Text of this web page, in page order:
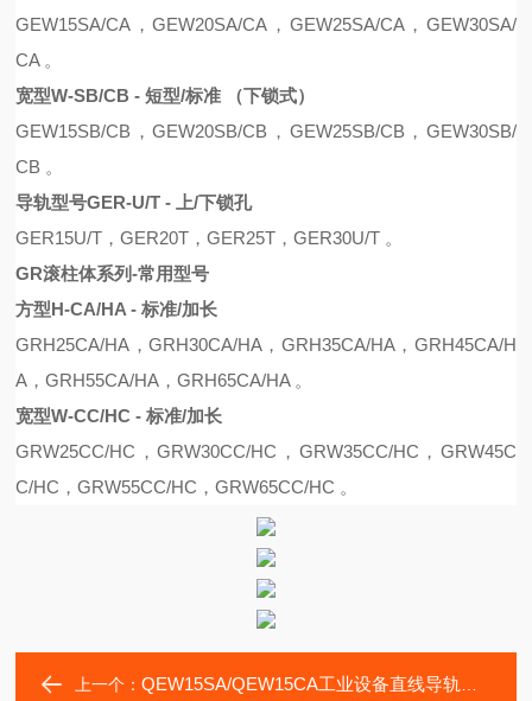
GEW15SA/CA ，GEW20SA/CA ， GEW25SA/CA， GEW30SA/
CA。
宽型W-SB/CB - 短型/标准 （下锁式）
GEW15SB/CB ，GEW20SB/CB ， GEW25SB/CB ， GEW30SB/
CB 。
导轨型号GER-U/T - 上/下锁孔
GER15U/T，GER20T，GER25T，GER30U/T 。
GR滚柱体系列-常用型号
方型H-CA/HA - 标准/加长
GRH25CA/HA ，GRH30CA/HA ， GRH35CA/HA， GRH45CA/H
A ，GRH55CA/HA ，GRH65CA/HA。
宽型W-CC/HC - 标准/加长
GRW25CC/HC，GRW30CC/HC ， GRW35CC/HC ， GRW45C
C/HC，GRW55CC/HC ，GRW65CC/HC 。
上一个：QEW15SA/QEW15CA工业设备直线导轨鼎翰滑块品质稳定耐磨损